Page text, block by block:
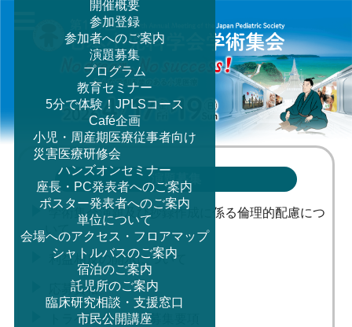
MENU
開催概要
参加登録
参加者へのご案内
演題募集
プログラム
教育セミナー
5分で体験！JPLSコース
Café企画
小児・周産期医療従事者向け
災害医療研修会
ハンズオンセミナー
座長・PC発表者へのご案内
ポスター発表者へのご案内
単位について
会場へのアクセス・フロアマップ
シャトルバスのご案内
宿泊のご案内
託児所のご案内
臨床研究相談・支援窓口
市民公開講座
演題募集
学術集会演題及び抄録作成に係る倫理的配慮につ
いて
利益相反の開示について
応募資格
トラベルグラント募集要項